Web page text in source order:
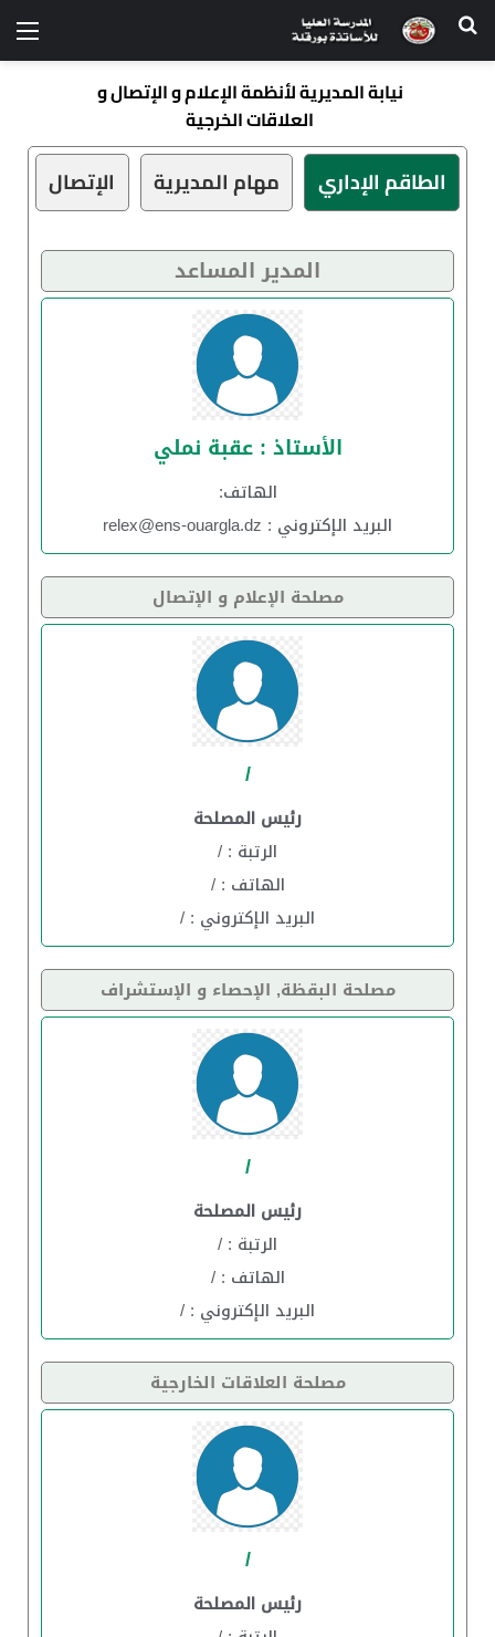
نيابة المديرية لأنظمة الإعلام و الإتصال و
العلاقات الخرجية
الطاقم الإداري مهام المديرية الإتصال
المدير المساعد
الأستاذ : عقبة نملي
الهاتف:
البريد الإكتروني : relex@ens-ouargla.dz
مصلحة الإعلام و الإتصال
/
رئيس المصلحة
الرتبة : /
الهاتف : /
البريد الإكتروني : /
مصلحة البقظة, الإحصاء و الإستشراف
/
رئيس المصلحة
الرتبة : /
الهاتف : /
البريد الإكتروني : /
مصلحة العلاقات الخارجية
/
رئيس المصلحة